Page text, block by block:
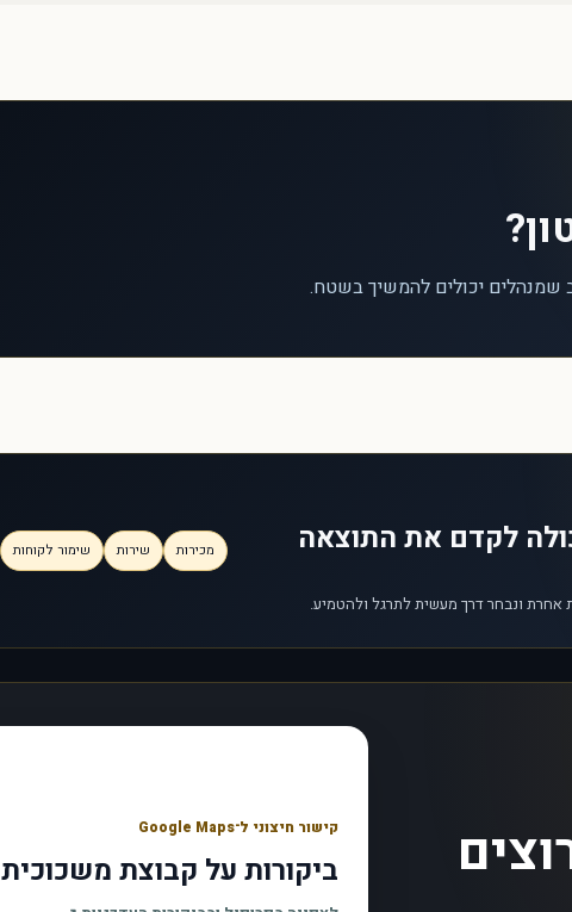
שמנהלים יכולים להמשיך בשטח.
לקדם את התוצאה
אחרת ונבחר דרך מעשית לתרגל ולהטמיע.
מכירות שירות שימור לקוחות
קישור חיצוני ל־Google Maps
ביקורות על קבוצת משכוכית